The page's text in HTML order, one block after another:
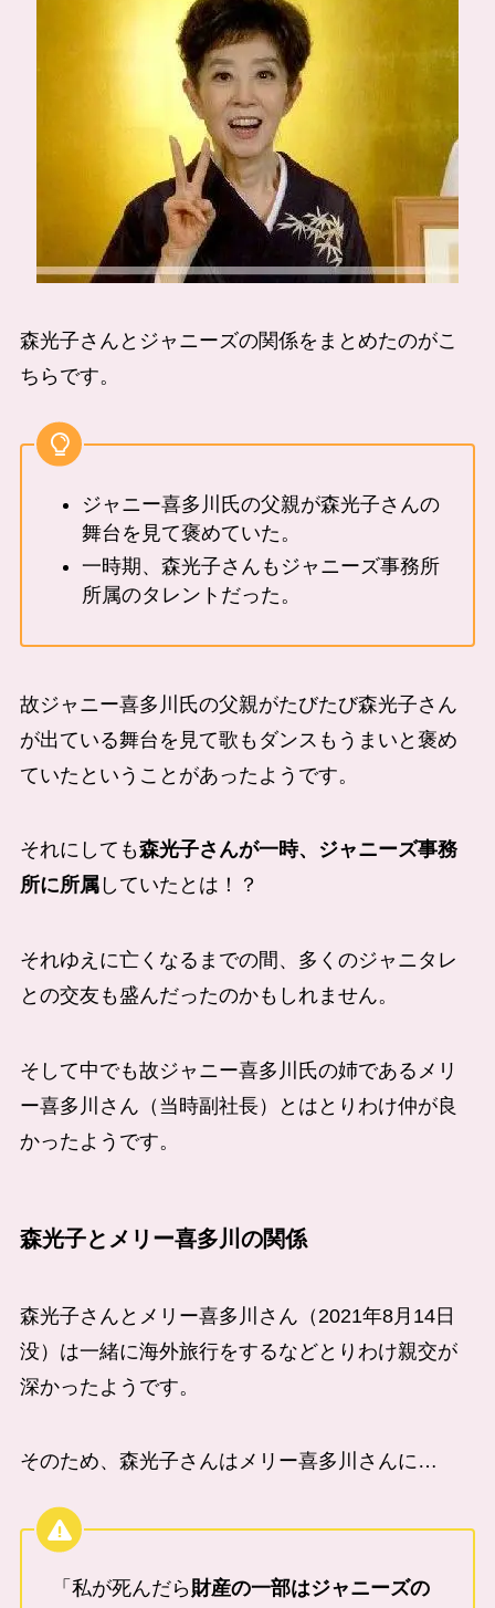
森光子さんとジャニーズの関係をまとめたのがこ
ちらです。
ジャニー喜多川氏の父親が森光子さんの
舞台を見て褒めていた。
一時期、森光子さんもジャニーズ事務所
所属のタレントだった。
故ジャニー喜多川氏の父親がたびたび森光子さん
が出ている舞台を見て歌もダンスもうまいと褒め
ていたということがあったようです。
それにしても森光子さんが一時、ジャニーズ事務
所に所属していたとは！？
それゆえに亡くなるまでの間、多くのジャニタレ
との交友も盛んだったのかもしれません。
そして中でも故ジャニー喜多川氏の姉であるメリ
ー喜多川さん（当時副社長）とはとりわけ仲が良
かったようです。
森光子とメリー喜多川の関係
森光子さんとメリー喜多川さん（2021年8月14日
没）は一緒に海外旅行をするなどとりわけ親交が
深かったようです。
そのため、森光子さんはメリー喜多川さんに…
「私が死んだら財産の一部はジャニーズの